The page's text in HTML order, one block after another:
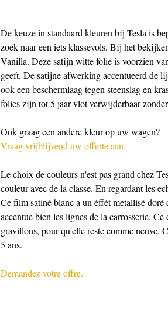
De keuze in standaard kleuren bij Tesla is
zoek naar een iets klassevols. Bij het
Vanilla. Deze satijn witte folie is voorzien
geeft. De satijne afwerking accentueerd de
ook een beschermlaag tegen steenslag en
folies zijn tot 5 jaar vlot verwijderbaar
Ook graag een andere kleur op uw wagen?
Vraag vrijblijvend uw offerte aan.
Le choix de couleurs n'est pas grand chez
couleur avec de la classe. En regardant les
Ce film satiné blanc a un éffét metallisé
accentue bien les lignes de la carrosserie.
gravillons, pour qu'elle reste comme neuve.
5 ans.
Demandez votre offre.